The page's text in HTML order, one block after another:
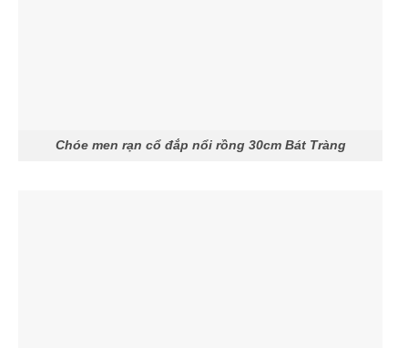
Chóe men rạn cổ đắp nổi rồng 30cm Bát Tràng